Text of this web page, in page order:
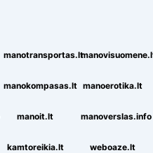
manotransportas.lt
manokompasas.lt manoerotika.lt
manoit.lt manoverslas.info
kamtoreikia.lt weboaze.lt